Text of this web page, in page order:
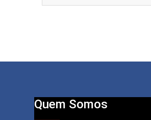
Quem Somos